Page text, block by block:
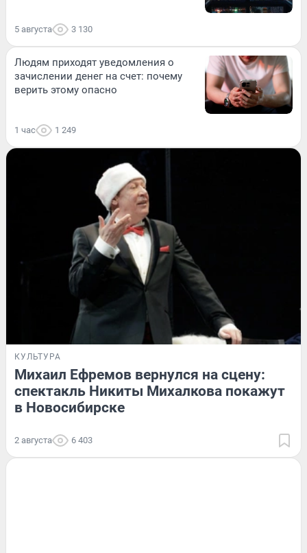
5 августа 3 130
Людям приходят уведомления о
зачислении денег на счет: почему
верить этому опасно
1 час 1 249
КУЛЬТУРА
Михаил Ефремов вернулся на сцену:
спектакль Никиты Михалкова покажут
в Новосибирске
2 августа 6 403